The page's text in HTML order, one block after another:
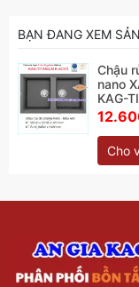
BẠN ĐANG XEM
Chậu
nano
KAG-
Cho